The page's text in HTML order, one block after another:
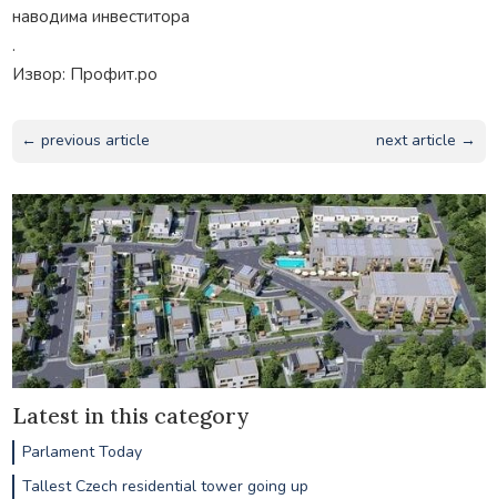
наводима инвеститора
.
Извор: Профит.ро
← previous article next article →
Latest in this category
Parlament Today
Tallest Czech residential tower going up